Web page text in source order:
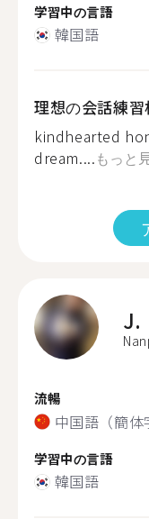
学習中の言語
韓国語
理想の会話練
kindhearted
dream....もっと
J.
流暢
中国語（簡体
学習中の言語
韓国語